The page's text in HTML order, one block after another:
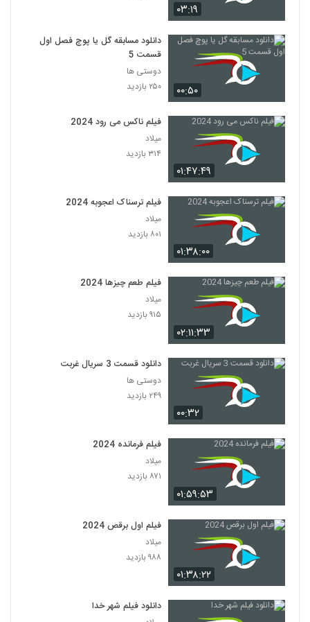
۰۳:۱۹
۰۰:۵۰
دانلود مسابقه گل یا پوچ فصل اول
قسمت 5
دوستی ها
۲۵۰ بازدید
۰۱:۴۷:۴۹
فیلم ناکس می رود 2024
میلاد
۳۱۴ بازدید
۰۱:۳۸:۰۰
فیلم ترسناک اعجوبه 2024
میلاد
۸۰۱ بازدید
۰۲:۱۱:۳۳
فیلم طعم چیزها 2024
میلاد
۹۱۵ بازدید
۰۰:۳۲
دانلود قسمت 3 سریال غربت
دوستی ها
۲۴۹ بازدید
۰۱:۵۹:۵۳
فیلم فرمانده 2024
میلاد
۸۷۱ بازدید
۰۱:۳۸:۲۲
فیلم اول برقص 2024
میلاد
۹۸۸ بازدید
دانلود فیلم شهر خدا